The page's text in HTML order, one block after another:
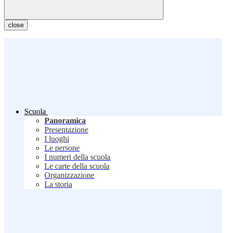
close
Scuola
Panoramica
Presentazione
I luoghi
Le persone
I numeri della scuola
Le carte della scuola
Organizzazione
La storia